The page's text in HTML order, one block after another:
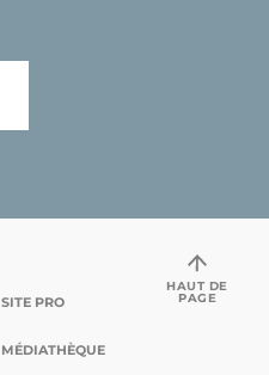
SITE PRO
MÉDIATHÈQUE
HAUT DE
PAGE